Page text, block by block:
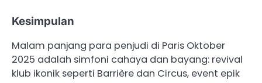
Kesimpulan
Malam panjang para penjudi di Paris Oktober
2025 adalah simfoni cahaya dan bayang: revival
klub ikonik seperti Barrière dan Circus, event epik